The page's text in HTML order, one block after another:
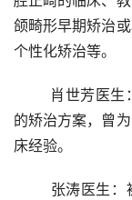
颌畸形早期矫治
个性化矫治等。
的矫治方案，曾
床经验。